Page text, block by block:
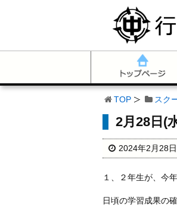
TOP スク
2月28日(
2024年2月28日
１、２年生が、今
日頃の学習成果の